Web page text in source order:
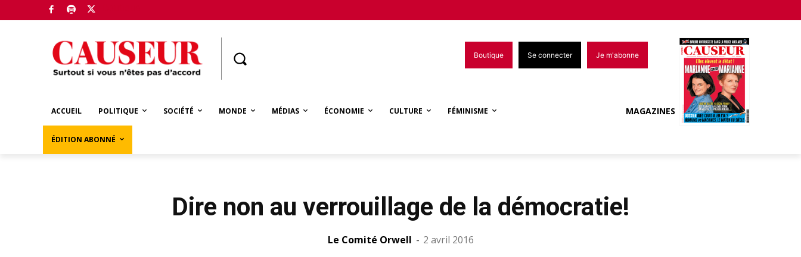
Boutique Se connecter Je m'abonne
ACCUEIL POLITIQUE SOCIÉTÉ MONDE MÉDIAS ÉCONOMIE CULTURE FÉMINISME
ÉDITION ABONNÉ
MAGAZINES
Dire non au verrouillage de la démocratie!
Le Comité Orwell - 2 avril 2016